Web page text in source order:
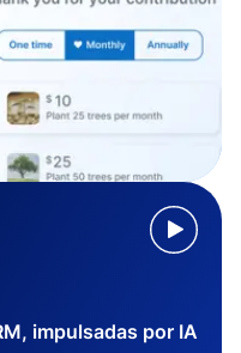
impulsadas por IA